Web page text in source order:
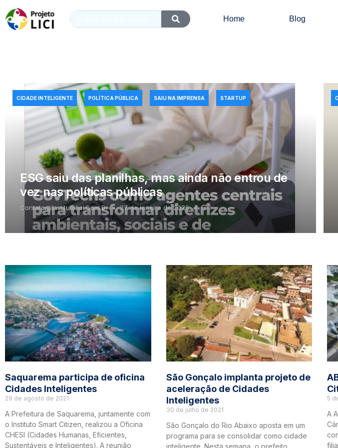
Home Blog
ESG saiu das planilhas, mas ainda não entrou de
vez nas políticas públicas
Contato@institutolici.com.br 27 de janeiro de 2026 0
CIDADE INTELIGENTE POLÍTICA PÚBLICA SAIU NA IMPRENSA STARTUP
Saquarema participa de oficina
Cidades Inteligentes
29 de agosto de 2021
A Prefeitura de Saquarema, juntamente com
o Instituto Smart Citizen, realizou a Oficina
CHESI (Cidades Humanas, Eficientes,
Sustentáveis e Inteligentes). A reunião
São Gonçalo implanta projeto de
aceleração de Cidades
Inteligentes
30 de julho de 2021
São Gonçalo do Rio Abaixo aposta em um
programa para se consolidar como cidade
inteligente. Nesta semana, o prefeito
5
A